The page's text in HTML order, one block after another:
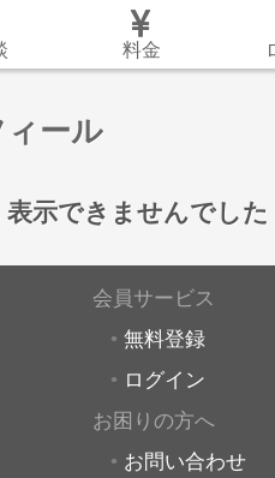
料金
ール
表示できませんでした
会員サービス
無料登録
ログイン
お困りの方へ
お問い合わせ